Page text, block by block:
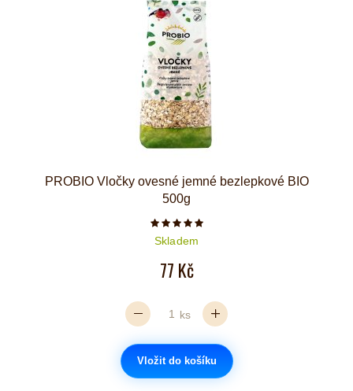
PROBIO Vločky ovesné jemné bezlepkové BIO
500g
Počet hvězdiček je 5 z 5
Skladem
77 Kč
ks
Vložit do košíku